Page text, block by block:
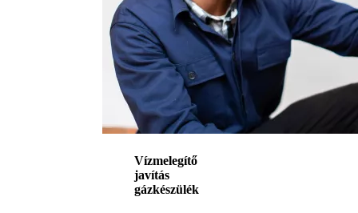
Vízmelegítő
javítás
gázkészülék